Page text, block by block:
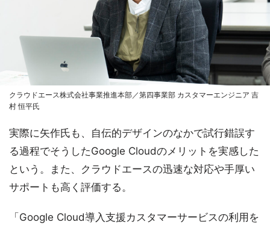
クラウドエース株式会社事業推進本部／第四事業部 カスタマーエンジニア 吉
村 恒平氏
実際に矢作氏も、自伝的デザインのなかで試行錯誤す
る過程でそうしたGoogle Cloudのメリットを実感した
という。また、クラウドエースの迅速な対応や手厚い
サポートも高く評価する。
「Google Cloud導入支援カスタマーサービスの利用を